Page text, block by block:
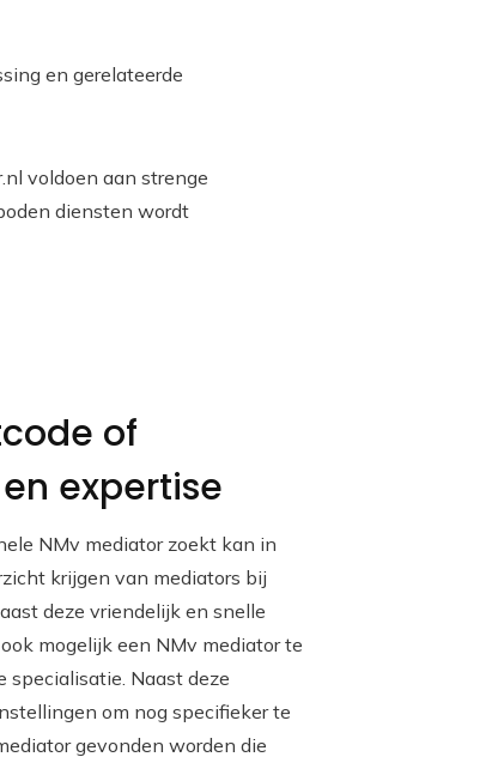
en gerelateerde
voldoen aan strenge
diensten wordt
of
expertise
NMv mediator zoekt kan in
krijgen van mediators bij
deze vriendelijk en snelle
mogelijk een NMv mediator te
Naast deze
om nog specifieker te
gevonden worden die